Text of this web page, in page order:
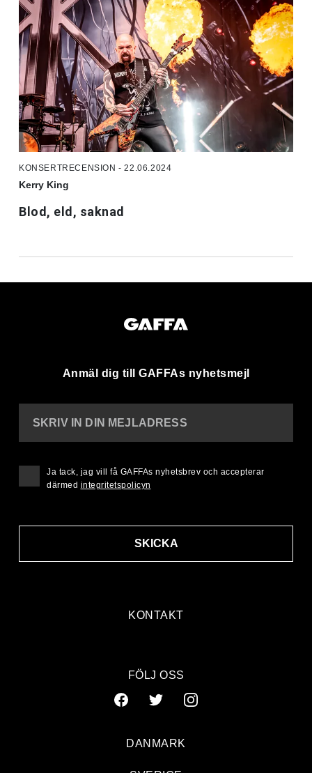
KONSERTRECENSION - 22.06.2024
Kerry King
Blod, eld, saknad
Anmäl dig till GAFFAs nyhetsmejl
KONTAKT
SKRIV IN DIN MEJLADRESS
SKICKA
Ja tack, jag vill få GAFFAs nyhetsbrev och accepterar
därmed integritetspolicyn
FÖLJ OSS
DANMARK